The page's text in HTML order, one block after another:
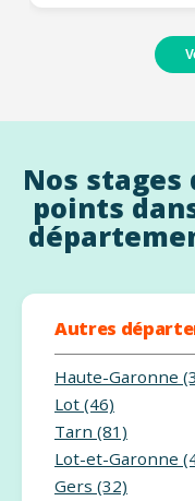
Nos
points
Autres
Haute-Garonne
Lot (46)
Tarn (81)
Lot-et-Garonne
Gers (32)